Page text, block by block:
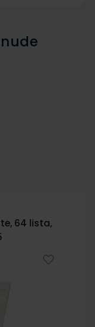
64 lista,